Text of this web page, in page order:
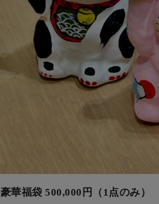
豪華福袋 500,000円（1点のみ）